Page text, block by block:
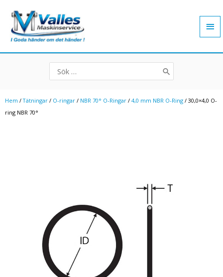
innehåll
Search
for:
Hem /Tätningar / O-ringar / NBR 70° O-Ringar / 4,0 mm NBR O-Ring / 30,0×4,0 O-
ring NBR 70°